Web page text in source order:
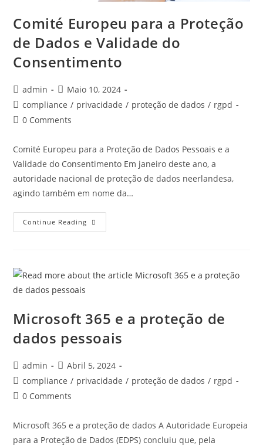
Comité Europeu para a Proteção
de Dados e Validade do
Consentimento
admin
Maio 10, 2024
compliance / privacidade / proteção de dados / rgpd
0 Comments
Comité Europeu para a Proteção de Dados Pessoais e a
Validade do Consentimento Em janeiro deste ano, a
autoridade nacional de proteção de dados neerlandesa,
agindo também em nome da…
Continue Reading
Microsoft 365 e a proteção de
dados pessoais
admin
Abril 5, 2024
compliance / privacidade / proteção de dados / rgpd
0 Comments
Microsoft 365 e a proteção de dados A Autoridade Europeia
para a Proteção de Dados (EDPS) concluiu que, pela